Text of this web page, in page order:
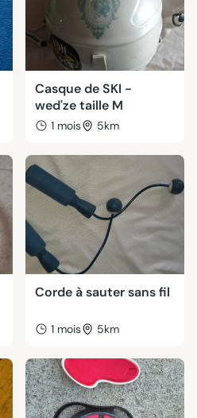
Casque de SKI -
wed'ze taille M
1 mois 5km
Corde à sauter sans fil
1 mois 5km